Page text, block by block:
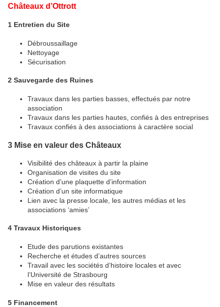
Châteaux d’Ottrott
1 Entretien du Site
Débroussaillage
Nettoyage
Sécurisation
2 Sauvegarde des Ruines
Travaux dans les parties basses, effectués par notre
association
Travaux dans les parties hautes, confiés à des entreprises
Travaux confiés à des associations à caractère social
3 Mise en valeur des Châteaux
Visibilité des châteaux à partir la plaine
Organisation de visites du site
Création d’une plaquette d’information
Création d’un site informatique
Lien avec la presse locale, les autres médias et les
associations ‘amies’
4 Travaux Historiques
Etude des parutions existantes
Recherche et études d’autres sources
Travail avec les sociétés d’histoire locales et avec
l’Université de Strasbourg
Mise en valeur des résultats
5 Financement